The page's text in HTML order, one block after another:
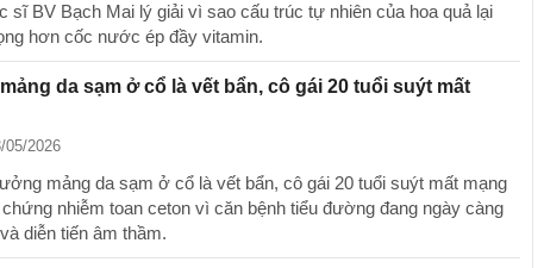
sĩ BV Bạch Mai lý giải vì sao cấu trúc tự nhiên của hoa quả lại
hơn cốc nước ép đầy vitamin.
da sạm ở cổ là vết bẩn, cô gái 20 tuổi suýt mất
05/2026
mảng da sạm ở cổ là vết bẩn, cô gái 20 tuổi suýt mất mạng
nhiễm toan ceton vì căn bệnh tiểu đường đang ngày càng
diễn tiến âm thầm.